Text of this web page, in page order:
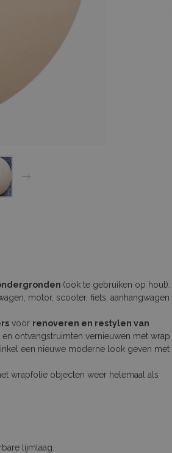
(ook te gebruiken op hout).
motor, scooter, fiets, aanhangwagen
voor renoveren en restylen van
ontvangstruimten vernieuwen met wrap
een nieuwe moderne look geven met
wrapfolie objecten weer helemaal als
lijmlaag.